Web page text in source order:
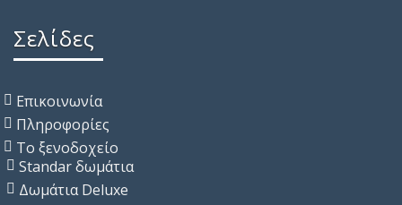
Σελίδες
Επικοινωνία
Πληροφορίες
Το ξενοδοχείο
Standar δωμάτια
Δωμάτια Deluxe